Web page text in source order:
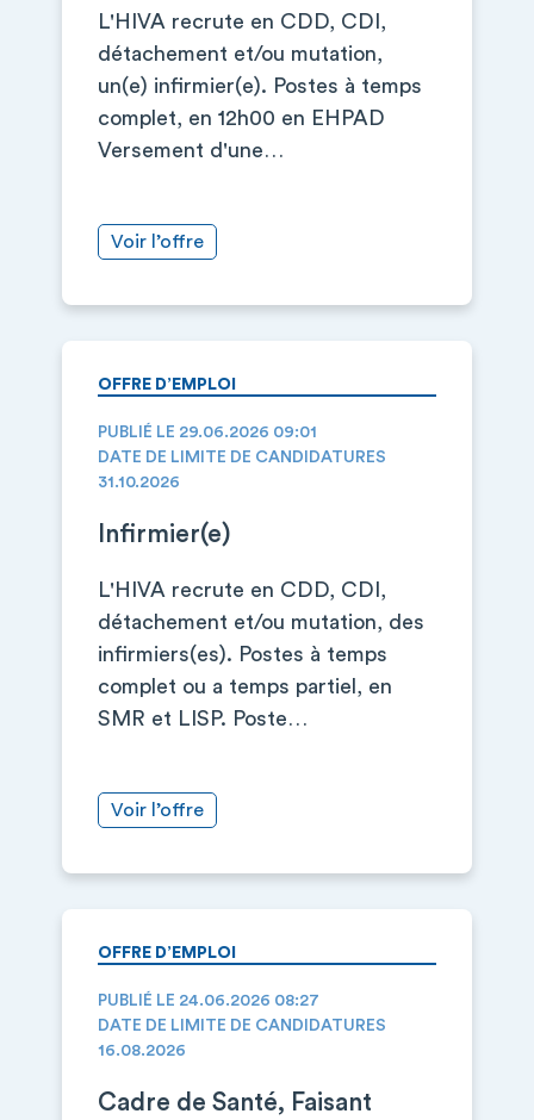
L'HIVA recrute en CDD, CDI,
détachement et/ou mutation,
un(e) infirmier(e). Postes à temps
complet, en 12h00 en EHPAD
Versement d'une…
Voir l’offre
OFFRE D’EMPLOI
PUBLIÉ LE 29.06.2026 09:01
DATE DE LIMITE DE CANDIDATURES
31.10.2026
Infirmier(e)
L'HIVA recrute en CDD, CDI,
détachement et/ou mutation, des
infirmiers(es). Postes à temps
complet ou a temps partiel, en
SMR et LISP. Poste…
Voir l’offre
OFFRE D’EMPLOI
PUBLIÉ LE 24.06.2026 08:27
DATE DE LIMITE DE CANDIDATURES
16.08.2026
Cadre de Santé, Faisant